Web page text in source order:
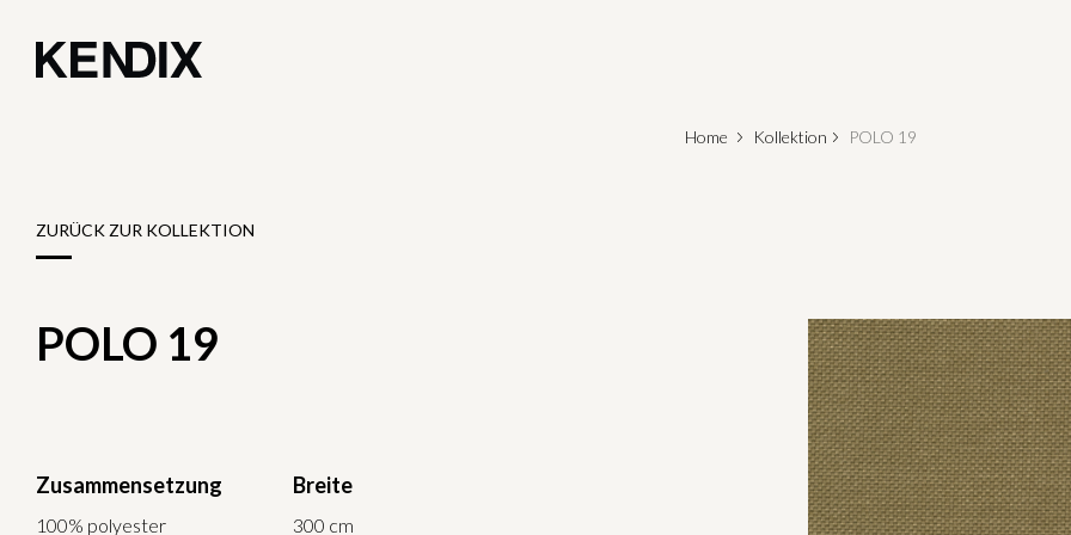
Home Kollektion POLO 19
ZURÜCK ZUR KOLLEKTION
POLO 19
Zusammensetzung
100% polyester
Breite
300 cm